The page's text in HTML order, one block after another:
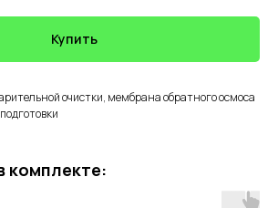
Купить
очистки, мембрана обратного осмоса
комплекте: